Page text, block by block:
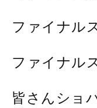
ファイナル
ファイナル
皆さんショ